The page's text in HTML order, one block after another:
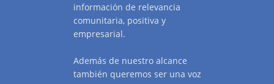
información de relevancia
comunitaria, positiva y
empresarial.
Además de nuestro alcance
también queremos ser una voz